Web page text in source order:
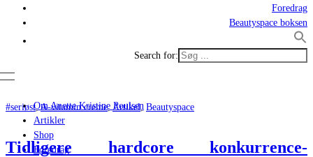
Foredrag
Beautyspace boksen
Search for:
Om Anette Kristine Poulsen
Artikler
Shop
Foredrag
#seriøst,A-vitamin creme,Artikel, Beautyspace
Tidligere hardcore konkurrence-